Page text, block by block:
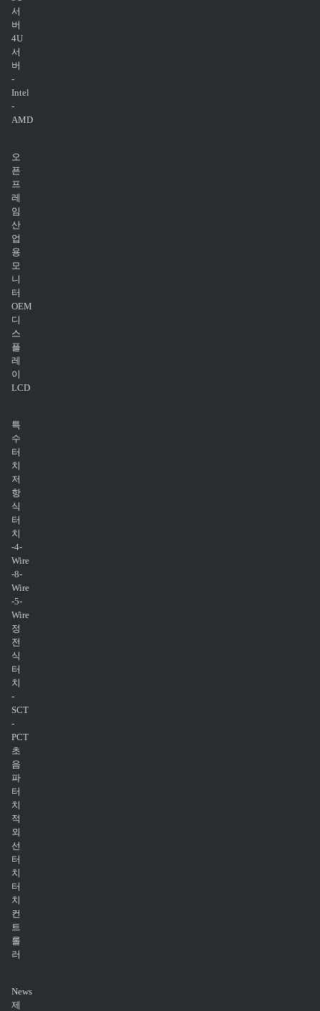
서
버
4U
서
버
-
Intel
-
AMD
오
픈
프
레
임
산
업
용
모
니
터
OEM
디
스
플
레
이
LCD
특
수
터
치
저
항
식
터
치
-4-
Wire
-8-
Wire
-5-
Wire
정
전
식
터
치
-
SCT
-
PCT
초
음
파
터
치
적
외
선
터
치
터
치
컨
트
롤
러
News
제